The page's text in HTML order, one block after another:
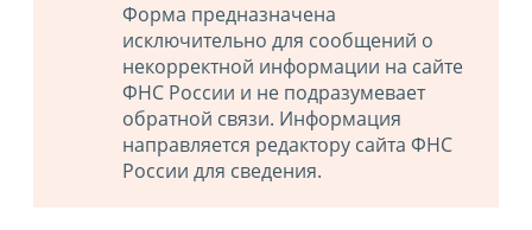
Форма предназначена
исключительно для сообщений о
некорректной информации на сайте
ФНС России и не подразумевает
обратной связи. Информация
направляется редактору сайта ФНС
России для сведения.